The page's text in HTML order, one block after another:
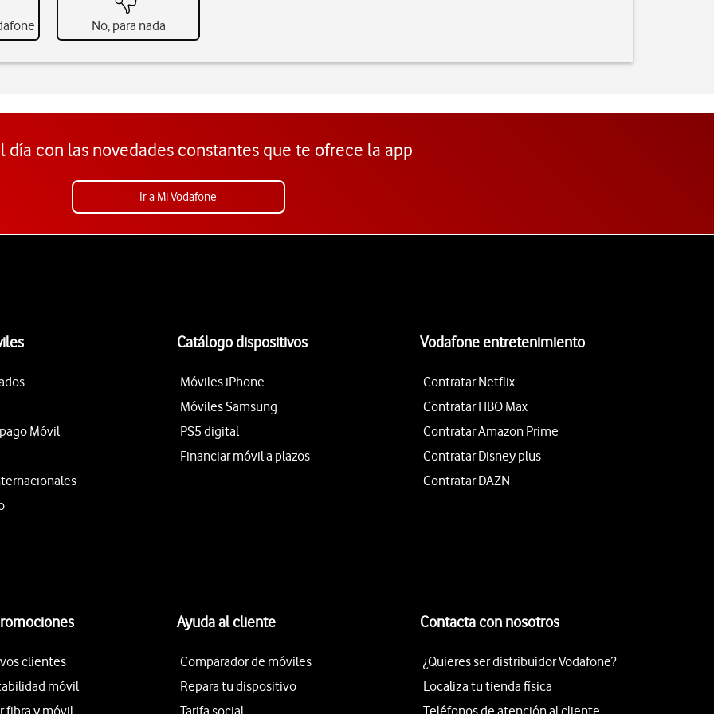
No, para nada
día con las novedades constantes que te ofrece la app
Ir a Mi Vodafone
Móvil
Catálogo dispositivos
Móviles iPhone
Móviles Samsung
PS5 digital
Financiar móvil a plazos
Vodafone entretenimiento
Contratar Netflix
Contratar HBO Max
Contratar Amazon Prime
Contratar Disney plus
Contratar DAZN
clientes
móvil
fibra y móvil
Ayuda al cliente
Comparador de móviles
Repara tu dispositivo
Tarifa social
Contacta con nosotros
¿Quieres ser distribuidor Vodafone?
Localiza tu tienda física
Teléfonos de atención al cliente